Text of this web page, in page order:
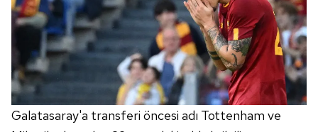
Galatasaray'a transferi öncesi adı Tottenham ve